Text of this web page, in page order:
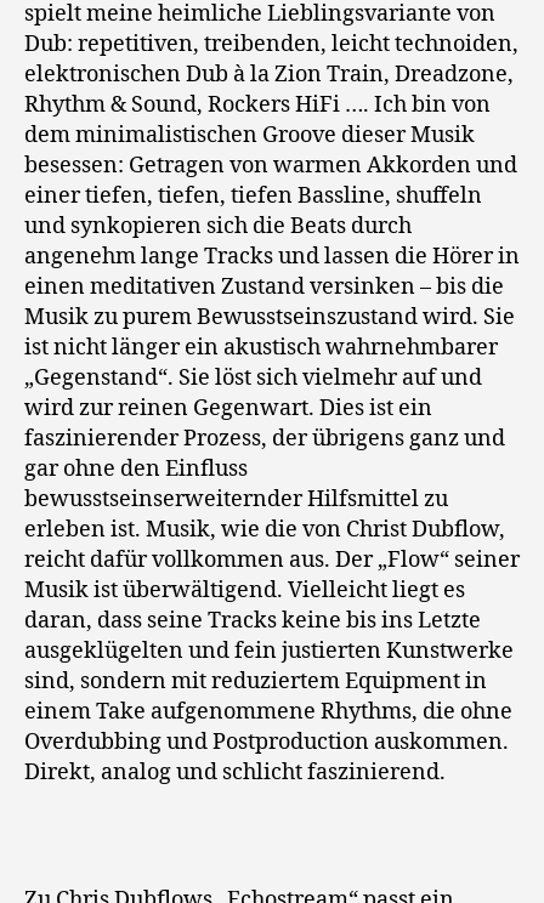
spielt meine heimliche Lieblingsvariante von
Dub: repetitiven, treibenden, leicht technoiden,
elektronischen Dub à la Zion Train, Dreadzone,
Rhythm & Sound, Rockers HiFi …. Ich bin von
dem minimalistischen Groove dieser Musik
besessen: Getragen von warmen Akkorden und
einer tiefen, tiefen, tiefen Bassline, shuffeln
und synkopieren sich die Beats durch
angenehm lange Tracks und lassen die Hörer in
einen meditativen Zustand versinken – bis die
Musik zu purem Bewusstseinszustand wird. Sie
ist nicht länger ein akustisch wahrnehmbarer
„Gegenstand“. Sie löst sich vielmehr auf und
wird zur reinen Gegenwart. Dies ist ein
faszinierender Prozess, der übrigens ganz und
gar ohne den Einfluss
bewusstseinserweiternder Hilfsmittel zu
erleben ist. Musik, wie die von Christ Dubflow,
reicht dafür vollkommen aus. Der „Flow“ seiner
Musik ist überwältigend. Vielleicht liegt es
daran, dass seine Tracks keine bis ins Letzte
ausgeklügelten und fein justierten Kunstwerke
sind, sondern mit reduziertem Equipment in
einem Take aufgenommene Rhythms, die ohne
Overdubbing und Postproduction auskommen.
Direkt, analog und schlicht faszinierend.